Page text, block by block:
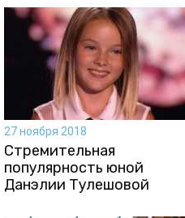
27 ноября 2018
Стремительная
популярность юной
Данэлии Тулешовой